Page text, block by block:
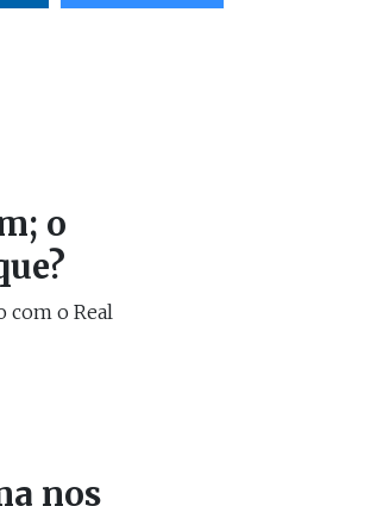
o
com o Real
nos